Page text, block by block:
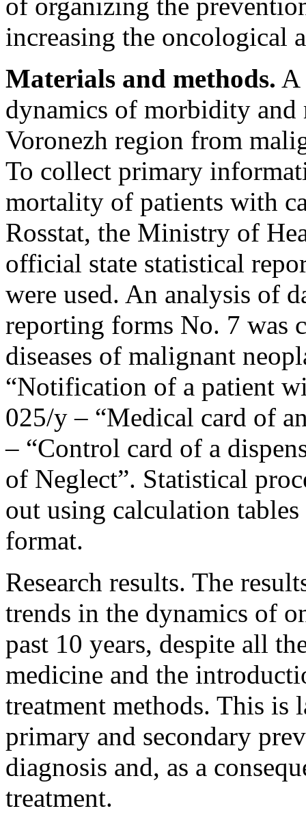
increasing the oncological
Materials and methods. A
dynamics of morbidity
Voronezh region from
To collect primary
mortality of patients with
Rosstat, the Ministry of
official state statistical
were used. An analysis of
reporting forms No. 7 was
diseases of malignant
“Notification of a patient
025/у – “Medical card of
– “Control card of a
of Neglect”. Statistical
out using calculation
format.
Research results. The
trends in the dynamics of
past 10 years, despite all
medicine and the
treatment methods. This
primary and secondary
diagnosis and, as a
treatment.